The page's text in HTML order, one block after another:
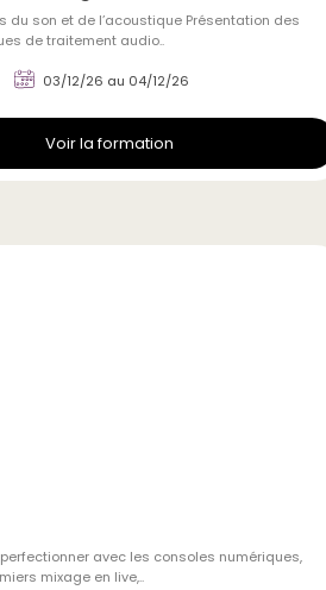
du son et de l’acoustique Présentation des
de traitement audio..
03/12/26 au 04/12/26
Voir la formation
avec les consoles numériques,
mixage en live,..